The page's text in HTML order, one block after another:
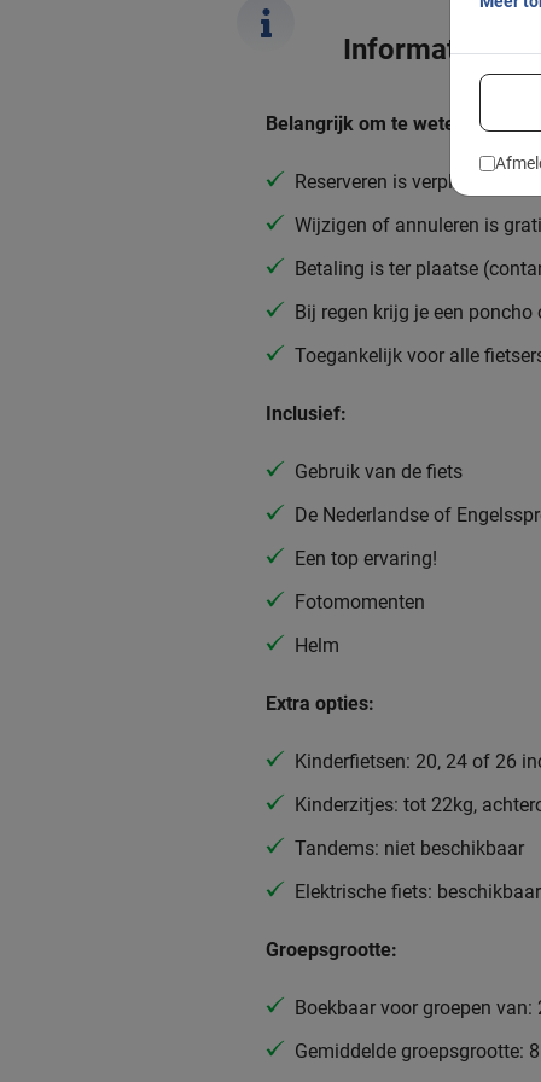
Informatie
Belangrijk om te weten:
Reserveren is verplicht
Wijzigen of annuleren is
Betaling is ter plaatse
Bij regen krijg je een
Toegankelijk voor alle
Inclusief:
Gebruik van de fiets
De Nederlandse of
Een top ervaring!
Fotomomenten
Helm
Extra opties:
Kinderfietsen: 20, 24 of 26
Kinderzitjes: tot 22kg,
Tandems: niet beschikbaar
Elektrische fiets: beschikbaar
Groepsgrootte:
Boekbaar voor groepen
Gemiddelde groepsgrootte: